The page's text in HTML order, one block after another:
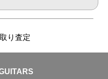
り査定